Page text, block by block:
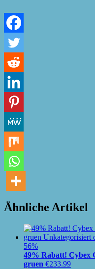
Ähnliche Artikel
56%
49% Rabatt! Cybex
gruen €233.99